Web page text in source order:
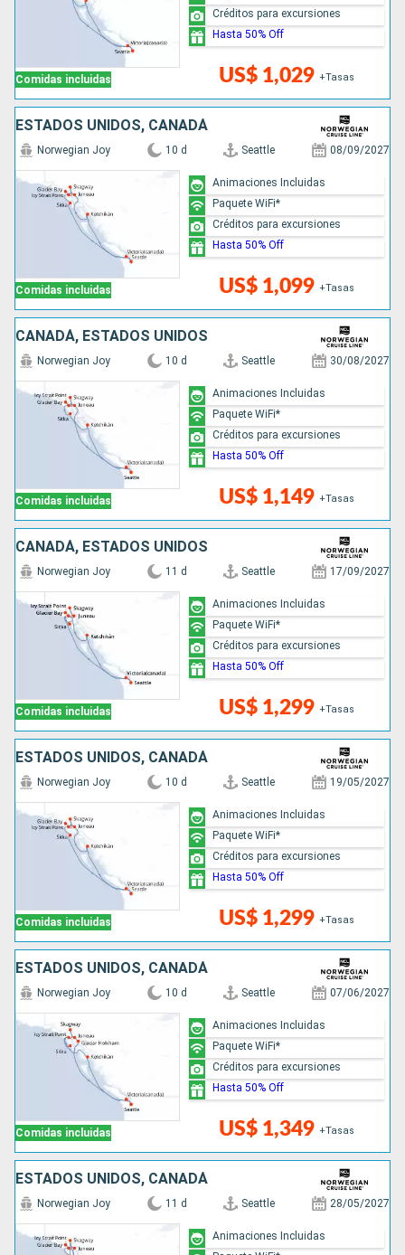
Comidas incluidas US$ 1,029 +Tasas
Créditos para excursiones
Hasta 50% Off
ESTADOS UNIDOS, CANADÁ
Comidas incluidas
Norwegian Joy 10 d Seattle 08/09/2027
US$ 1,099 +Tasas
Animaciones Incluidas
Paquete WiFi*
Créditos para excursiones
Hasta 50% Off
CANADÁ, ESTADOS UNIDOS
Comidas incluidas
Norwegian Joy 10 d Seattle 30/08/2027
US$ 1,149 +Tasas
Animaciones Incluidas
Paquete WiFi*
Créditos para excursiones
Hasta 50% Off
CANADÁ, ESTADOS UNIDOS
Comidas incluidas
Norwegian Joy 11 d Seattle 17/09/2027
US$ 1,299 +Tasas
Animaciones Incluidas
Paquete WiFi*
Créditos para excursiones
Hasta 50% Off
ESTADOS UNIDOS, CANADÁ
Comidas incluidas
Norwegian Joy 10 d Seattle 19/05/2027
US$ 1,299 +Tasas
Animaciones Incluidas
Paquete WiFi*
Créditos para excursiones
Hasta 50% Off
ESTADOS UNIDOS, CANADÁ
Comidas incluidas
Norwegian Joy 10 d Seattle 07/06/2027
US$ 1,349 +Tasas
Animaciones Incluidas
Paquete WiFi*
Créditos para excursiones
Hasta 50% Off
ESTADOS UNIDOS, CANADÁ
Norwegian Joy 11 d Seattle 28/05/2027
Animaciones Incluidas